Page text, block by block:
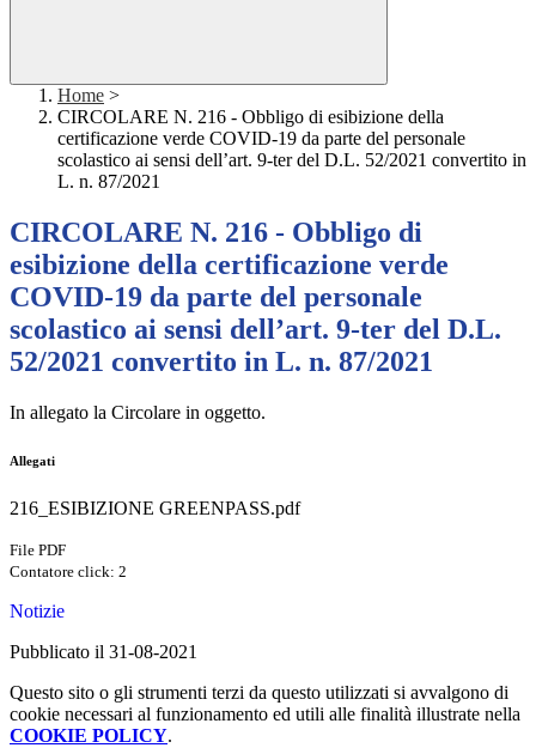
Home >
CIRCOLARE N. 216 - Obbligo di esibizione della
certificazione verde COVID-19 da parte del personale
scolastico ai sensi dell’art. 9-ter del D.L. 52/2021 convertito in
L. n. 87/2021
CIRCOLARE N. 216 - Obbligo di
esibizione della certificazione verde
COVID-19 da parte del personale
scolastico ai sensi dell’art. 9-ter del D.L.
52/2021 convertito in L. n. 87/2021
In allegato la Circolare in oggetto.
Allegati
216_ESIBIZIONE GREENPASS.pdf
File PDF
Contatore click: 2
Notizie
Pubblicato il 31-08-2021
Questo sito o gli strumenti terzi da questo utilizzati si avvalgono di
cookie necessari al funzionamento ed utili alle finalità illustrate nella
COOKIE POLICY.